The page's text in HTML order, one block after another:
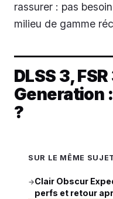
rassurer : pas
milieu de gamme
DLSS 3,
Generation
?
SUR LE MÊME
→Clair Obscur
perfs et retour